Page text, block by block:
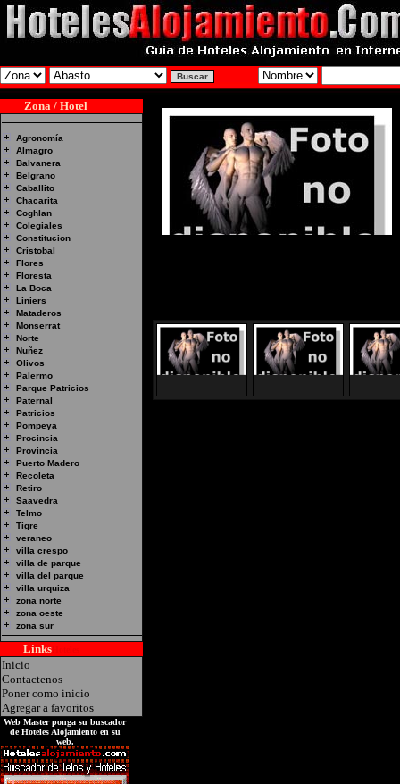
Zona / Hotel
Agronomía
Almagro
Balvanera
Belgrano
Caballito
Chacarita
Coghlan
Colegiales
Constitucion
Cristobal
Flores
Floresta
La Boca
Liniers
Mataderos
Monserrat
Norte
Nuñez
Olivos
Palermo
Parque Patricios
Paternal
Patricios
Pompeya
Procincia
Provincia
Puerto Madero
Recoleta
Retiro
Saavedra
Telmo
Tigre
veraneo
villa crespo
villa de parque
villa del parque
villa urquiza
zona norte
zona oeste
zona sur
Links
Inicio
Contactenos
Poner como inicio
Agregar a favoritos
Web Master ponga su buscador
de Hoteles Alojamiento en su
web.